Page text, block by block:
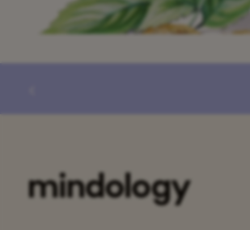
Ginseng et libido